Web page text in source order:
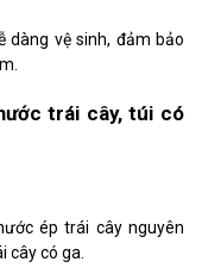
dàng vệ sinh, đảm bảo
trái cây, túi có
ép trái cây nguyên
cây có ga.